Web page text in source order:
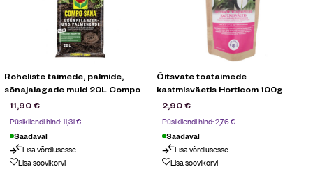
Roheliste taimede, palmide,
sõnajalagade muld 20L Compo
11,90€
Püsikliendi hind:11,31€
Saadaval
Lisa võrdlusesse
Lisa soovikorvi
Õitsvate toataimede
kastmisväetis Horticom 100g
2,90€
Püsikliendi hind:2,76€
Saadaval
Lisa võrdlusesse
Lisa soovikorvi